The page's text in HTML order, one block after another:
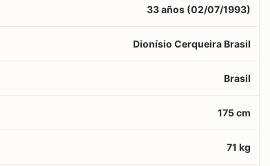
33 años (02/07/1993)
Dionísio Cerqueira Brasil
Brasil
175 cm
71 kg